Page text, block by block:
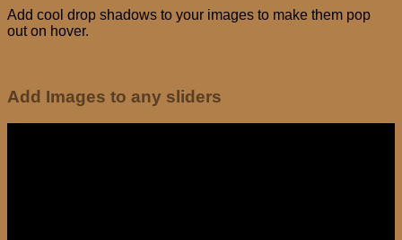
Add cool drop shadows to your images to make them pop
out on hover.
Add Images to any sliders